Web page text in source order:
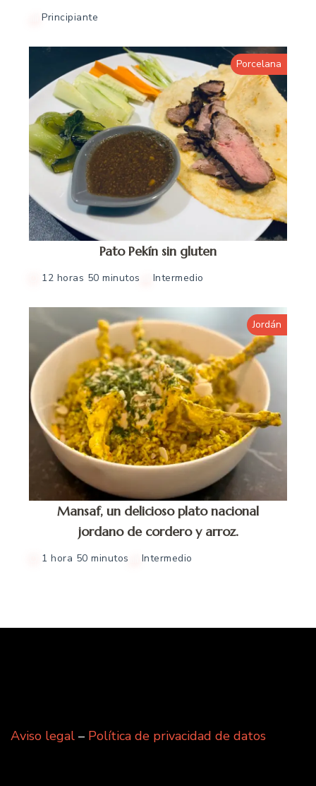
Principiante
Porcelana
Pato Pekín sin gluten
12 horas 50 minutos Intermedio
Jordán
Mansaf, un delicioso plato nacional
jordano de cordero y arroz.
1 hora 50 minutos Intermedio
Aviso legal – Política de privacidad de datos